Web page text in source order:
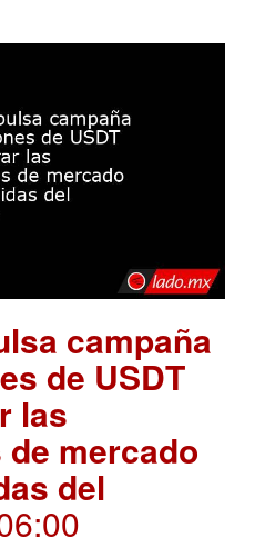
campaña
de USDT
las
mercado
del